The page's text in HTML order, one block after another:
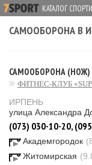
КАТАЛОГ
САМООБОРОНА В
САМООБОРОНА (НОЖ)
ФИТНЕС-КЛУБ
ИРПЕНЬ
улица Александра
(073) 030-10-20,
Академгородок
Житомирская